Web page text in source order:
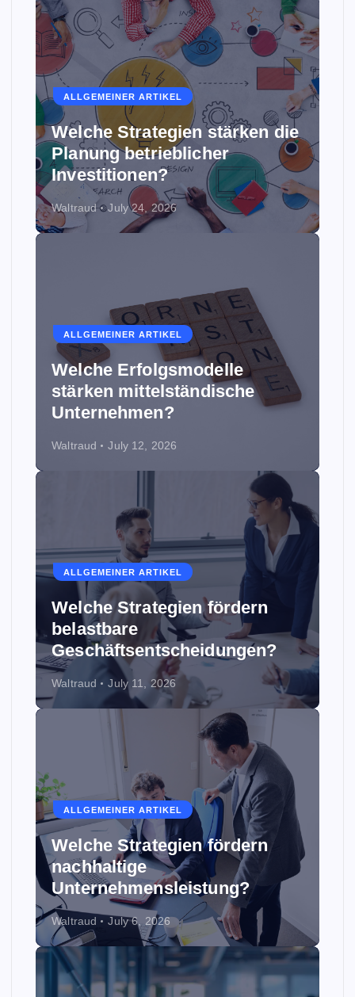
ALLGEMEINER ARTIKEL
Welche Strategien stärken die
Planung betrieblicher
Investitionen?
Waltraud July 24, 2026
ALLGEMEINER ARTIKEL
Welche Erfolgsmodelle
stärken mittelständische
Unternehmen?
Waltraud July 12, 2026
ALLGEMEINER ARTIKEL
Welche Strategien fördern
belastbare
Geschäftsentscheidungen?
Waltraud July 11, 2026
ALLGEMEINER ARTIKEL
Welche Strategien fördern
nachhaltige
Unternehmensleistung?
Waltraud July 6, 2026